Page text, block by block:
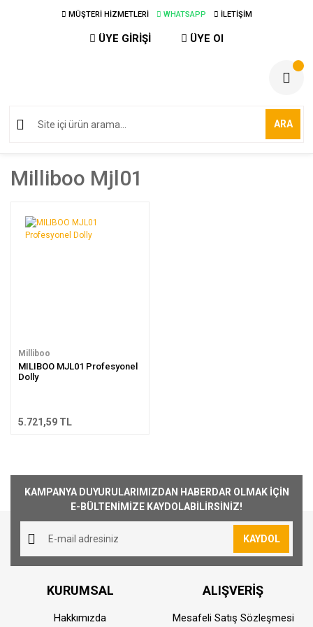
MÜŞTERİ HİZMETLERİ WHATSAPP İLETİŞİM
ÜYE GİRİŞİ ÜYE Ol
ARA
Milliboo Mjl01
Milliboo
MILIBOO MJL01 Profesyonel
Dolly
5.721,59 TL
KAMPANYA DUYURULARIMIZDAN HABERDAR OLMAK İÇİN
E-BÜLTENİMİZE KAYDOLABİLİRSİNİZ!
KAYDOL
KURUMSAL
Hakkımızda
ALIŞVERİŞ
Mesafeli Satış Sözleşmesi